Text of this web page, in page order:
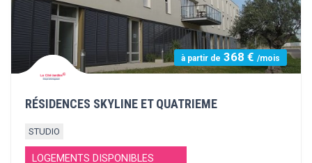
à partir de570 €/mois
STUDEA MONTPELLIER CITE CREATIVE
STUDIO
DEMANDE EN LIGNE